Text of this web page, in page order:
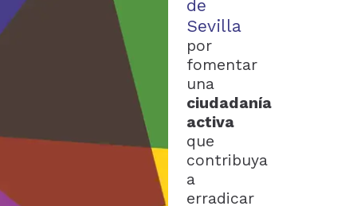
de
Sevilla
por
fomentar
una
ciudadanía
activa
que
contribuya
a
erradicar